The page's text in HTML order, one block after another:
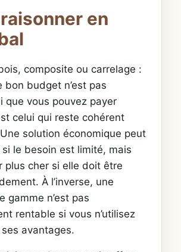
en
composite ou carrelage :
bon budget n’est pas
que vous pouvez payer
celui qui reste cohérent
solution économique peut
le besoin est limité, mais
plus cher si elle doit être
À l’inverse, une
gamme n’est pas
rentable si vous n’utilisez
avantages.